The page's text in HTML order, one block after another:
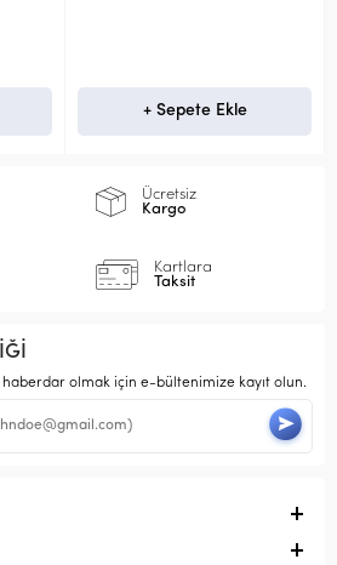
+ Sepete Ekle
Ücretsiz
Kargo
Kartlara
Taksit
olmak için e-bültenimize kayıt olun.